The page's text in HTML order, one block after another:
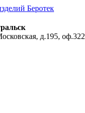
д.195, оф.322